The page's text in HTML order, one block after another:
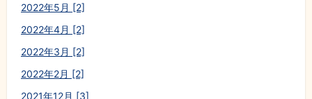
2022年5月 [2]
2022年4月 [2]
2022年3月 [2]
2022年2月 [2]
2021年12月 [3]